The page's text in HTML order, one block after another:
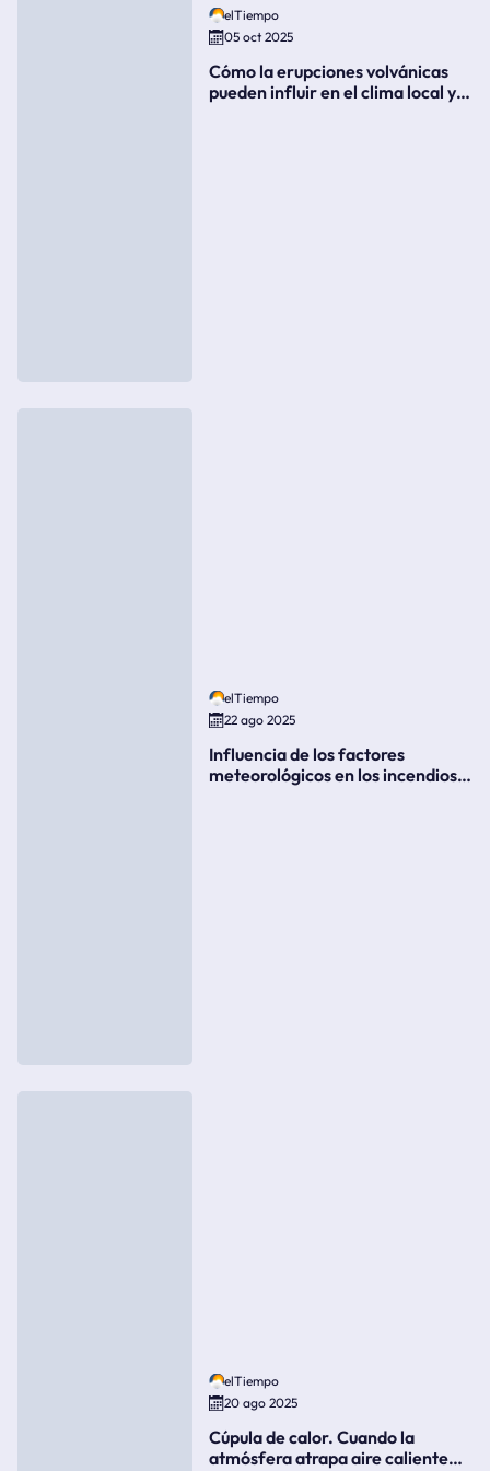
elTiempo
05 oct 2025
Cómo la erupciones volvánicas
pueden influir en el clima local y
elTiempo
22 ago 2025
Influencia de los factores
meteorológicos en los incendios
elTiempo
20 ago 2025
Cúpula de calor. Cuando la
atmósfera atrapa aire caliente